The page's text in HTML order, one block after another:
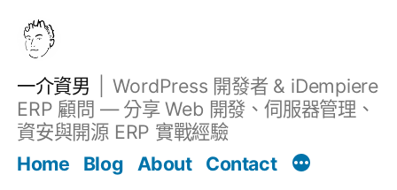
一介資男
WordPress 開發者 & iDempiere
ERP 顧問 — 分享 Web 開發、伺服器管理、
資安與開源 ERP 實戰經驗
Home
Blog About Contact
文章